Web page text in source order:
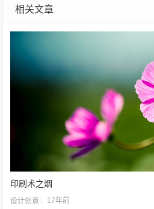
相关文章
印刷术之烟
设计创意 17年前